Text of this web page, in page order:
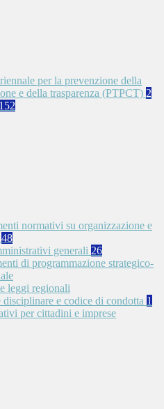
per la prevenzione della
e della trasparenza (PTPCT) 2
152
normativi su organizzazione e
48
generali 26
di programmazione strategico-
leggi regionali
disciplinare e codice di condotta 1
per cittadini e imprese